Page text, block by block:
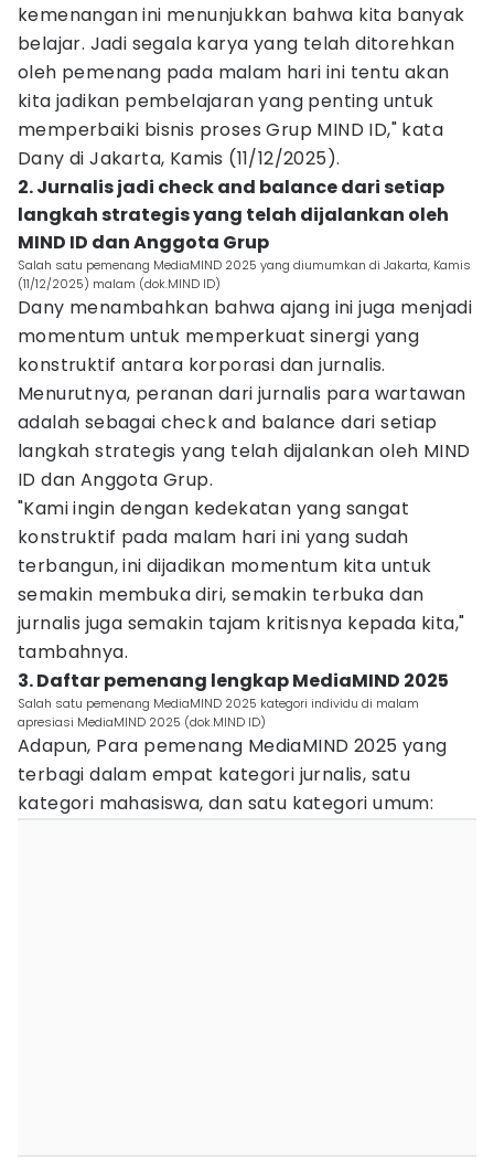
kemenangan ini menunjukkan bahwa kita banyak
belajar. Jadi segala karya yang telah ditorehkan
oleh pemenang pada malam hari ini tentu akan
kita jadikan pembelajaran yang penting untuk
memperbaiki bisnis proses Grup MIND ID," kata
Dany di Jakarta, Kamis (11/12/2025).
2. Jurnalis jadi check and balance dari setiap
langkah strategis yang telah dijalankan oleh
MIND ID dan Anggota Grup
Salah satu pemenang MediaMIND 2025 yang diumumkan di Jakarta, Kamis
(11/12/2025) malam (dok.MIND ID)
Dany menambahkan bahwa ajang ini juga menjadi
momentum untuk memperkuat sinergi yang
konstruktif antara korporasi dan jurnalis.
Menurutnya, peranan dari jurnalis para wartawan
adalah sebagai check and balance dari setiap
langkah strategis yang telah dijalankan oleh MIND
ID dan Anggota Grup.
"Kami ingin dengan kedekatan yang sangat
konstruktif pada malam hari ini yang sudah
terbangun, ini dijadikan momentum kita untuk
semakin membuka diri, semakin terbuka dan
jurnalis juga semakin tajam kritisnya kepada kita,"
tambahnya.
3. Daftar pemenang lengkap MediaMIND 2025
Salah satu pemenang MediaMIND 2025 kategori individu di malam
apresiasi MediaMIND 2025 (dok.MIND ID)
Adapun, Para pemenang MediaMIND 2025 yang
terbagi dalam empat kategori jurnalis, satu
kategori mahasiswa, dan satu kategori umum: